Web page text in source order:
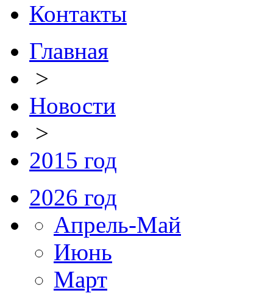
Контакты
Главная
>
Новости
>
2015 год
2026 год
Апрель-Май
Июнь
Март